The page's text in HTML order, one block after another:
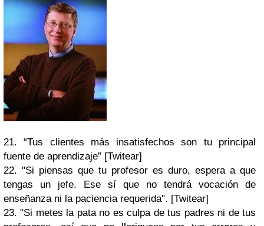
21. “Tus clientes más insatisfechos son tu principal
fuente de aprendizaje” [Twitear]
22. "Si piensas que tu profesor es duro, espera a que
tengas un jefe. Ese sí que no tendrá vocación de
enseñanza ni la paciencia requerida". [Twitear]
23. "Si metes la pata no es culpa de tus padres ni de tus